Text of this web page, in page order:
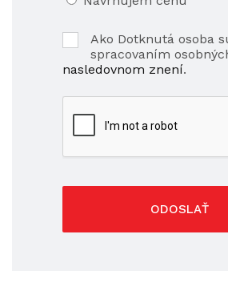
Ako Dotknutá osoba
spracovaním
nasledovnom znení.
ODOSLAŤ